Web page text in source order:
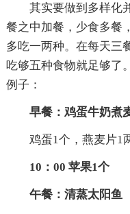
其实要做到多样化
餐之中加餐，少食多餐
多吃一两种。在每天三
吃够五种食物就足够了
例子：
早餐：鸡蛋牛奶煮
鸡蛋1个，燕麦片1
10：00 苹果1个
午餐：清蒸太阳鱼